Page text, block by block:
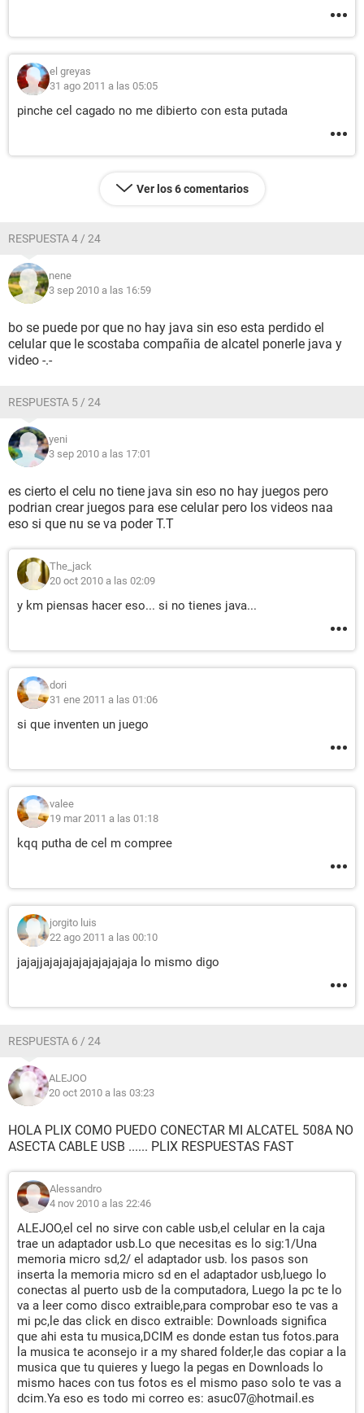
el greyas
31 ago 2011 a las 05:05
pinche cel cagado no me dibierto con esta putada
Ver los 6 comentarios
RESPUESTA 4 / 24
nene
3 sep 2010 a las 16:59
bo se puede por que no hay java sin eso esta perdido el
celular que le scostaba compañia de alcatel ponerle java y
video -.-
RESPUESTA 5 / 24
yeni
3 sep 2010 a las 17:01
es cierto el celu no tiene java sin eso no hay juegos pero
podrian crear juegos para ese celular pero los videos naa
eso si que nu se va poder T.T
The_jack
20 oct 2010 a las 02:09
y km piensas hacer eso... si no tienes java...
dori
31 ene 2011 a las 01:06
si que inventen un juego
valee
19 mar 2011 a las 01:18
kqq putha de cel m compree
jorgito luis
22 ago 2011 a las 00:10
jajajjajajajajajajajajaja lo mismo digo
RESPUESTA 6 / 24
ALEJOO
20 oct 2010 a las 03:23
HOLA PLIX COMO PUEDO CONECTAR MI ALCATEL 508A NO
ASECTA CABLE USB ...... PLIX RESPUESTAS FAST
Alessandro
4 nov 2010 a las 22:46
ALEJOO,el cel no sirve con cable usb,el celular en la caja
trae un adaptador usb.Lo que necesitas es lo sig:1/Una
memoria micro sd,2/ el adaptador usb. los pasos son
inserta la memoria micro sd en el adaptador usb,luego lo
conectas al puerto usb de la computadora, Luego la pc te lo
va a leer como disco extraible,para comprobar eso te vas a
mi pc,le das click en disco extraible: Downloads significa
que ahi esta tu musica,DCIM es donde estan tus fotos.para
la musica te aconsejo ir a my shared folder,le das copiar a la
musica que tu quieres y luego la pegas en Downloads lo
mismo haces con tus fotos es el mismo paso solo te vas a
dcim.Ya eso es todo mi correo es: asuc07@hotmail.es